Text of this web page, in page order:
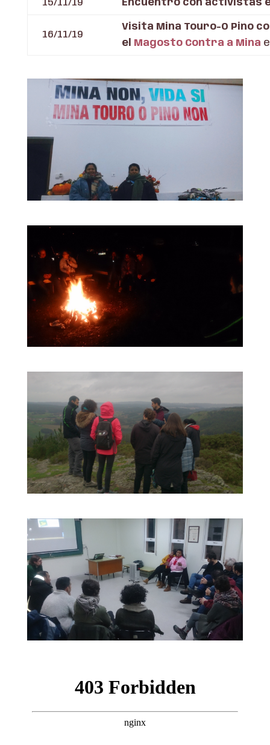
15/11/19 Encuentro con activistas
16/11/19
Visita Mina Touro-O Pino
el
Magosto Contra a Mina